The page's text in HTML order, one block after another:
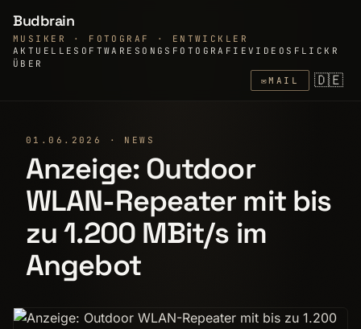
Budbrain
MUSIKER · FOTOGRAF · ENTWICKLER
AKTUELLE SOFTWARE SONGS FOTOGRAFIEVIDEOS FLICKR
ÜBER
✉MAIL 🇩🇪
01.06.2026 · NEWS
Anzeige: Outdoor
WLAN-Repeater mit bis
zu 1.200 MBit/s im
Angebot